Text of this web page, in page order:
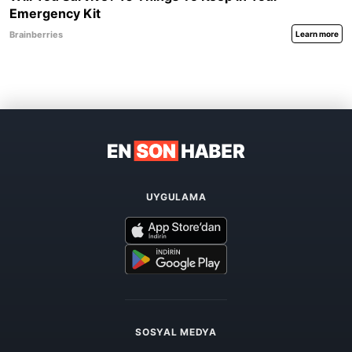
UYGULAMA
SOSYAL MEDYA